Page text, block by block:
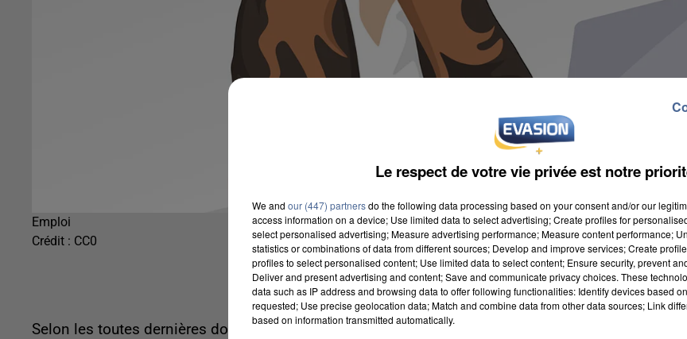
Emploi
Crédit : CC0
Selon les toutes dernières données de l'Insee, la tendance est à l'augmentation ou à la quasi-
Le respect de votre vie privée est notre
We and our (447) partnersdo the following data processing based on your consent and/or our
access information on a device; Use limited data to select advertising; Create profiles for
select personalised advertising; Measure advertising performance; Measure content performance;
statistics or combinations of data from different sources; Develop and improve services; Create
profiles to select personalised content; Use limited data to select content; Ensure security, prevent
Deliver and present advertising and content; Save and communicate privacy choices. These
data such as IP address and browsing data to offer following functionalities: Identify devices based
requested; Use precise geolocation data; Match and combine data from other data sources; Link
based on information transmitted automatically.